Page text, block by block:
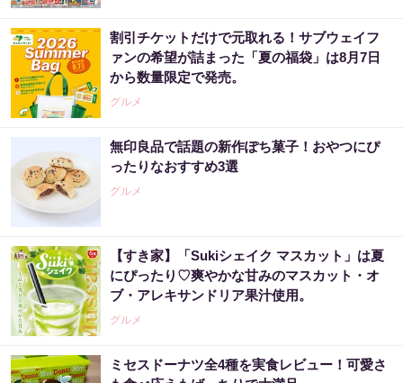
割引チケットだけで元取れる！サブウェイフ
ァンの希望が詰まった「夏の福袋」は8月7日
から数量限定で発売。
グルメ
無印良品で話題の新作ぽち菓子！おやつにぴ
ったりなおすすめ3選
グルメ
【すき家】「Sukiシェイク マスカット」は夏
にぴったり♡爽やかな甘みのマスカット・オ
ブ・アレキサンドリア果汁使用。
グルメ
ミセスドーナツ全4種を実食レビュー！可愛さ